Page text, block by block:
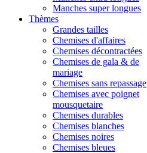
Manches super longues
Thèmes
Grandes tailles
Chemises d'affaires
Chemises décontractées
Chemises de gala & de
mariage
Chemises sans repassage
Chemises avec poignet
mousquetaire
Chemises durables
Chemises blanches
Chemises noires
Chemises bleues